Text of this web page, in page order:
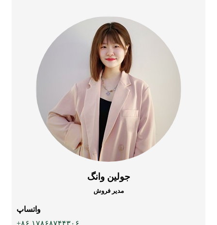
جولین وانگ
مدیر فروش
واتساپ
‎+۸۶ ۱۷۸۶۸۷۴۴۳۰۶‎